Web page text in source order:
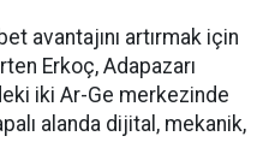
avantajını artırmak için
Erkoç, Adapazarı
iki Ar-Ge mer­kezinde
alanda dijital, mekanik,